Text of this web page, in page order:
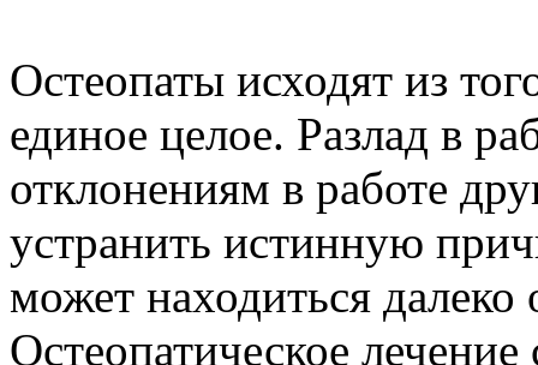
Остеопаты исходят из
единое целое. Разлад в
отклонениям в работе
устранить истинную
может находиться далеко
Остеопатическое